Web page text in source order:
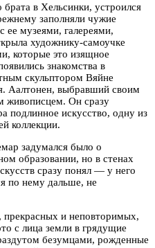
в Хельсинки, устроился
заполняли чужие
ее музеями, галереями,
художнику-самоучке
которые это изящное
знакомства в
скульптором Вяйне
Аалтонен, выбравший своим
живописцем. Он сразу
подлинное искусство, одну из
коллекции.
задумался было о
образовании, но в стенах
сразу понял — у него
по нему дальше, не
прекрасных и неповторимых,
с лица земли в грядущие
безумцами, рожденные